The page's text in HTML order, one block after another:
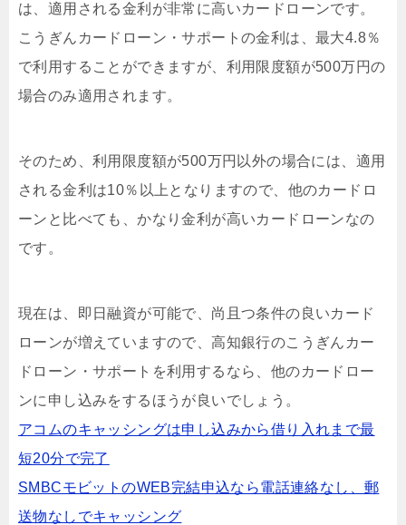
は、適用される金利が非常に高いカードローンです。
こうぎんカードローン・サポートの金利は、最大4.8％
で利用することができますが、利用限度額が500万円の
場合のみ適用されます。
そのため、利用限度額が500万円以外の場合には、適用
される金利は10％以上となりますので、他のカードロ
ーンと比べても、かなり金利が高いカードローンなの
です。
現在は、即日融資が可能で、尚且つ条件の良いカード
ローンが増えていますので、高知銀行のこうぎんカー
ドローン・サポートを利用するなら、他のカードロー
ンに申し込みをするほうが良いでしょう。
アコムのキャッシングは申し込みから借り入れまで最
短20分で完了
SMBCモビットのWEB完結申込なら電話連絡なし、郵
送物なしでキャッシング